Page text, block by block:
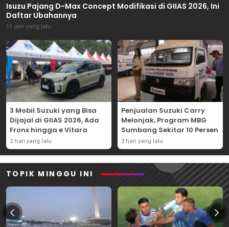
Isuzu Pajang D-Max Concept Modifikasi di GIIAS 2026, Ini
Daftar Ubahannya
11 jam yang lalu
3 Mobil Suzuki yang Bisa
Dijajal di GIIAS 2026, Ada
Fronx hingga e Vitara
2 hari yang lalu
Penjualan Suzuki Carry
Melonjak, Program MBG
Sumbang Sekitar 10 Persen
3 hari yang lalu
TOPIK MINGGU INI